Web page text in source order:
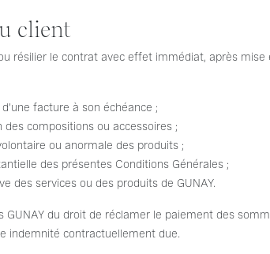
client
résilier le contrat avec effet immédiat, après
facture à son échéance ;
compositions ou accessoires ;
ou anormale des produits ;
des présentes Conditions Générales ;
des services ou des produits de GUNAY.
GUNAY du droit de réclamer le paiement des
indemnité contractuellement due.